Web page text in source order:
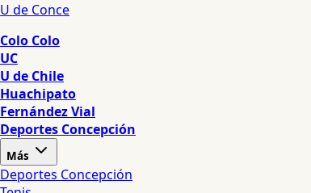
U de Conce
Colo Colo
UC
U de Chile
Huachipato
Fernández Vial
Deportes Concepción
Más
Deportes Concepción